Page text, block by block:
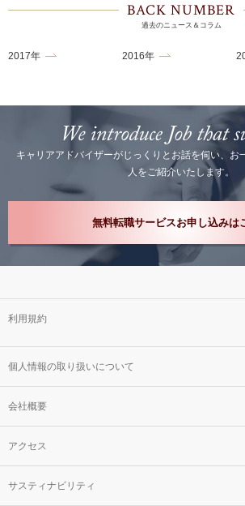
BACK NUMBER
過去のニュース＆コラム
2017年 2016年
キャリアアドバイザーがじっくりとお話を伺い、お
人をご紹介いたします。
無料転職サービスお申し込みは
利用規約
個人情報の取り扱いについて
会社概要
アクセス
サスティナビリティ